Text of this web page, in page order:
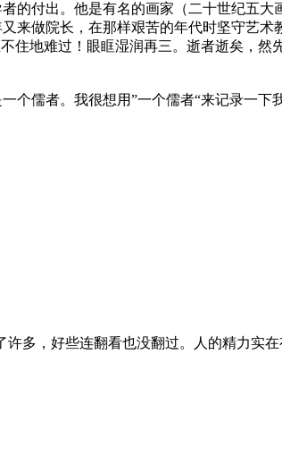
的付出。他是有名的画家（二十世纪五
来做院长，在那样艰苦的年代时坚守艺
住地难过！眼眶湿润再三。逝者逝矣，
个儒者。我很想用”一个儒者“来记录一
多，好些连翻看也没翻过。人的精力实